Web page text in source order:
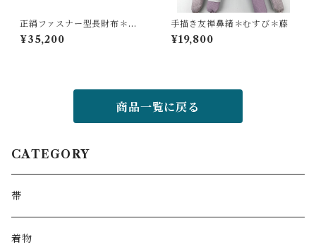
正絹ファスナー型長財布＊華
更紗／藤色＊
¥35,200
手描き友禅鼻緒＊むすび＊藤
¥19,800
商品一覧に戻る
CATEGORY
帯
着物